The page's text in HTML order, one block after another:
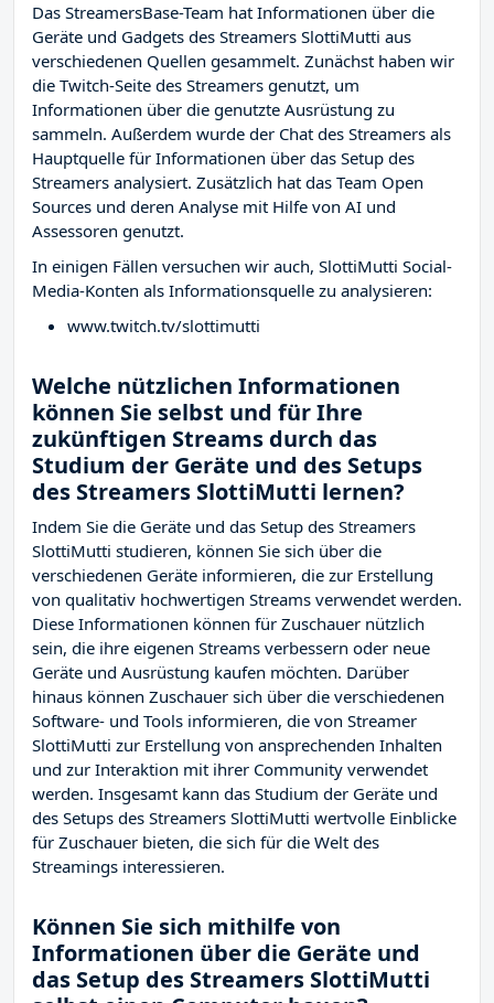
Das StreamersBase-Team hat Informationen über die
Geräte und Gadgets des Streamers SlottiMutti aus
verschiedenen Quellen gesammelt. Zunächst haben wir
die Twitch-Seite des Streamers genutzt, um
Informationen über die genutzte Ausrüstung zu
sammeln. Außerdem wurde der Chat des Streamers als
Hauptquelle für Informationen über das Setup des
Streamers analysiert. Zusätzlich hat das Team Open
Sources und deren Analyse mit Hilfe von AI und
Assessoren genutzt.
In einigen Fällen versuchen wir auch, SlottiMutti Social-
Media-Konten als Informationsquelle zu analysieren:
www.twitch.tv/slottimutti
Welche nützlichen Informationen
können Sie selbst und für Ihre
zukünftigen Streams durch das
Studium der Geräte und des Setups
des Streamers SlottiMutti lernen?
Indem Sie die Geräte und das Setup des Streamers
SlottiMutti studieren, können Sie sich über die
verschiedenen Geräte informieren, die zur Erstellung
von qualitativ hochwertigen Streams verwendet werden.
Diese Informationen können für Zuschauer nützlich
sein, die ihre eigenen Streams verbessern oder neue
Geräte und Ausrüstung kaufen möchten. Darüber
hinaus können Zuschauer sich über die verschiedenen
Software- und Tools informieren, die von Streamer
SlottiMutti zur Erstellung von ansprechenden Inhalten
und zur Interaktion mit ihrer Community verwendet
werden. Insgesamt kann das Studium der Geräte und
des Setups des Streamers SlottiMutti wertvolle Einblicke
für Zuschauer bieten, die sich für die Welt des
Streamings interessieren.
Können Sie sich mithilfe von
Informationen über die Geräte und
das Setup des Streamers SlottiMutti